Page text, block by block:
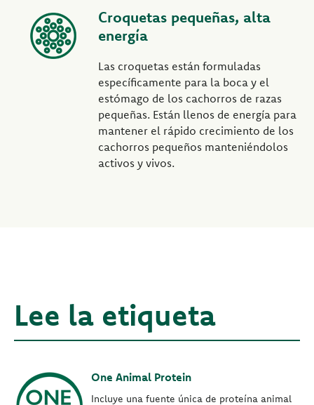
Croquetas pequeñas, alta
energía
Las croquetas están formuladas
específicamente para la boca y el
estómago de los cachorros de razas
pequeñas. Están llenos de energía para
mantener el rápido crecimiento de los
cachorros pequeños manteniéndolos
activos y vivos.
Lee la etiqueta
One Animal Protein
Incluye una fuente única de proteína animal